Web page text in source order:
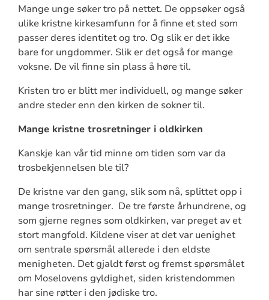
Mange unge søker tro på nettet. De oppsøker også
ulike kristne kirkesamfunn for å finne et sted som
passer deres identitet og tro. Og slik er det ikke
bare for ungdommer. Slik er det også for mange
voksne. De vil finne sin plass å høre til.
Kristen tro er blitt mer individuell, og mange søker
andre steder enn den kirken de sokner til.
Mange kristne trosretninger i oldkirken
Kanskje kan vår tid minne om tiden som var da
trosbekjennelsen ble til?
De kristne var den gang, slik som nå, splittet opp i
mange trosretninger. De tre første århundrene, og
som gjerne regnes som oldkirken, var preget av et
stort mangfold. Kildene viser at det var uenighet
om sentrale spørsmål allerede i den eldste
menigheten. Det gjaldt først og fremst spørsmålet
om Moselovens gyldighet, siden kristendommen
har sine røtter i den jødiske tro.